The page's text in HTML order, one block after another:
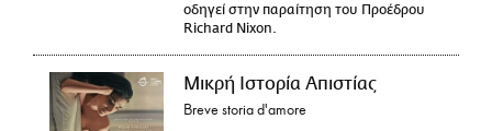
οδηγεί στην παραίτηση του Προέδρου
Richard Nixon.
Μικρή Ιστορία Απιστίας
Breve storia d'amore